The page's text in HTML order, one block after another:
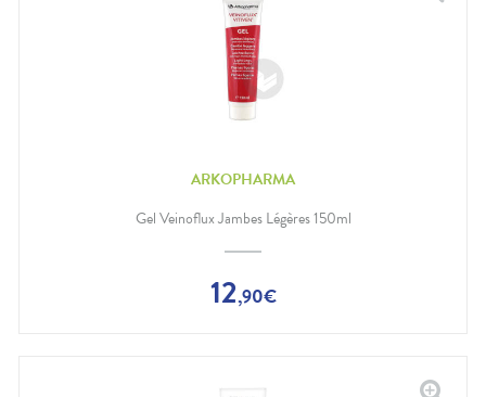
ARKOPHARMA
Gel Veinoflux Jambes Légères 150ml
12,90€